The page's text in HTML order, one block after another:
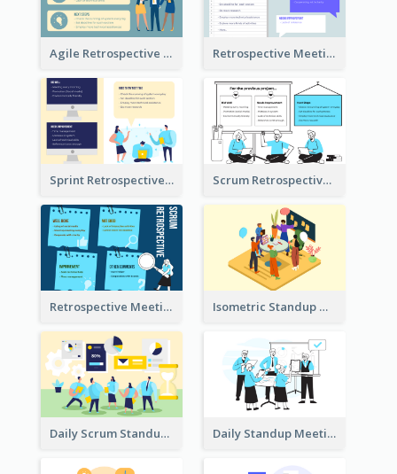
Agile Retrospective Template Retrospective Meeting Questions
Sprint Retrospective Illustration Scrum Retrospective Meeting Illustration
Retrospective Meeting Ideas Isometric Standup Meeting Illustration
Daily Scrum Standup Meeting Illustration Daily Standup Meeting Illustration